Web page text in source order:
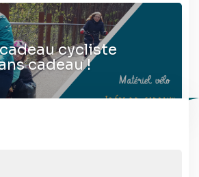
cycliste
cadeau !